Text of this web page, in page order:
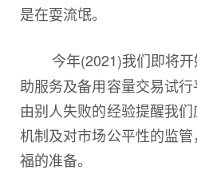
是在耍流氓。
今年(2021)我们即将
助服务及备用容量交易试
由别人失败的经验提醒我
机制及对市场公平性的监
福的准备。